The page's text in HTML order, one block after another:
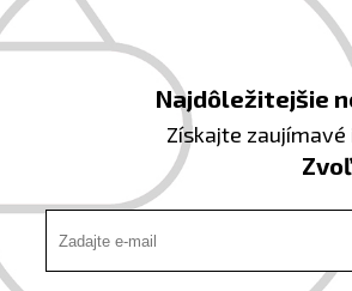
Najdôležitejšie
Získajte